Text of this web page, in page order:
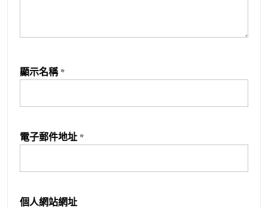
顯示名稱 *
電子郵件地址 *
個人網站網址